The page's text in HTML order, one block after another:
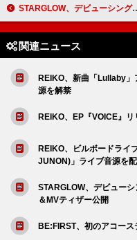
STARGLOW、デビューシングル『Star Wish』リリースカレンダー＆MVティザー公開
関連ニュース
REIKO、新曲「Lullaby」
源を解禁
REIKO、EP『VOICE』
REIKO、ビルボードライ
JUNON)」ライブ音源を
STARGLOW、デビュー
＆MVティザー公開
BE:FIRST、初のアコース